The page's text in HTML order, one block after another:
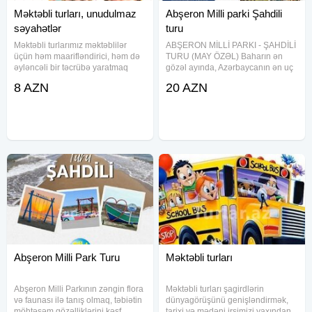
Məktəbli turları, unudulmaz
səyahətlər
Məktəbli turlarımız məktəblilər
üçün həm maarifləndirici, həm də
əyləncəli bir təcrübə yaratmaq
hazırlanmışdır. 1. Komfortlu
8 AZN
Abşeron Milli parki Şahdili
turu
ABŞERON MİLLİ PARKI - ŞAHDİLİ
TURU (MAY ÖZƏL) Baharın ən
gözəl ayında, Azərbaycanın ən uç
Xəritəmizin "Qartal dimdiyi" də
20 AZN
Abşeron Milli Park Turu
Abşeron Milli Parkının zəngin flora
və faunası ilə tanış olmaq, təbiətin
Məktəbli turları
Məktəbli turları şagirdlərin
dünyagörüşünü genişləndirmək,